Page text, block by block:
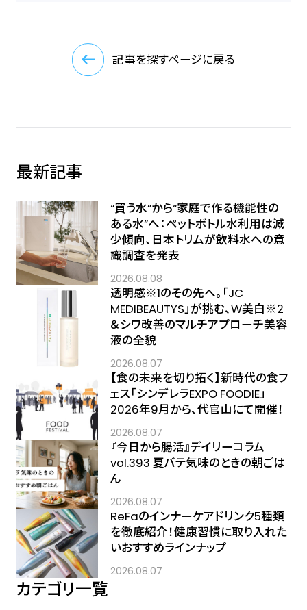
記事を探すページに戻る
最新記事
“買う水”から“家庭で作る機能性の
ある水”へ：ペットボトル水利用は減
少傾向、日本トリムが飲料水への意
識調査を発表
2026.08.08
透明感※1のその先へ――。「JC
MEDIBEAUTYS」が挑む、W美白※2
＆シワ改善のマルチアプローチ美容
液の全貌
2026.08.07
【食の未来を切り拓く】新時代の食フ
ェス「シンデレラEXPO FOODIE」
2026年9月から、代官山にて開催！
2026.08.07
『今日から腸活』デイリーコラム
vol.393 夏バテ気味のときの朝ごは
ん
2026.08.07
ReFaのインナーケアドリンク5種類
を徹底紹介！健康習慣に取り入れた
いおすすめラインナップ
2026.08.07
カテゴリ一覧